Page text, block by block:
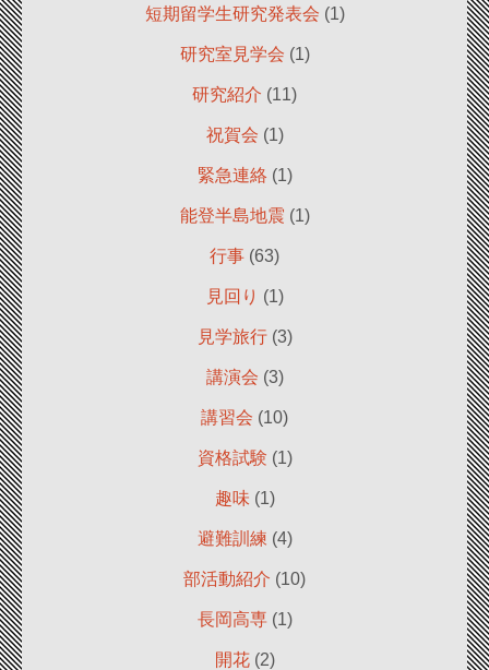
短期留学生研究発表会 (1)
研究室見学会 (1)
研究紹介 (11)
祝賀会 (1)
緊急連絡 (1)
能登半島地震 (1)
行事 (63)
見回り (1)
見学旅行(3)
講演会 (3)
講習会 (10)
資格試験 (1)
趣味 (1)
避難訓練 (4)
部活動紹介 (10)
長岡高専(1)
開花(2)